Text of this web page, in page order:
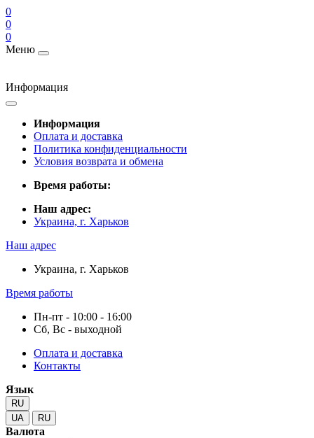
0
0
0
Меню
Информация
Информация
Оплата и доставка
Политика конфиденциальности
Условия возврата и обмена
Время работы:
Наш адрес:
Украина, г. Харьков
Наш адрес
Украина, г. Харьков
Время работы
Пн-пт - 10:00 - 16:00
Сб, Вс - выходной
Оплата и доставка
Контакты
Язык
RU
UA
RU
Валюта